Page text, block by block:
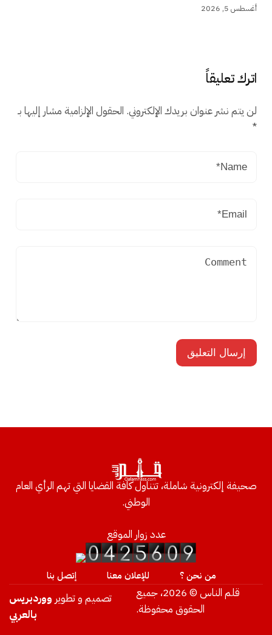
أغسطس 5, 2026
اترك تعليقاً
لن يتم نشر عنوان بريدك الإلكتروني. الحقول الإلزامية مشار إليها بـ
*
صحيفة إلكترونية شاملة، تتناول كافة القضايا التي تهم الرأي العام
الوطني.
عدد زوار الموقع
من نحن ؟ للإعلان معنا إتصل بنا
قلم الناس © 2026، جميع
الحقوق محفوظة.
تصميم و تطوير ووردبريس
بالعربي